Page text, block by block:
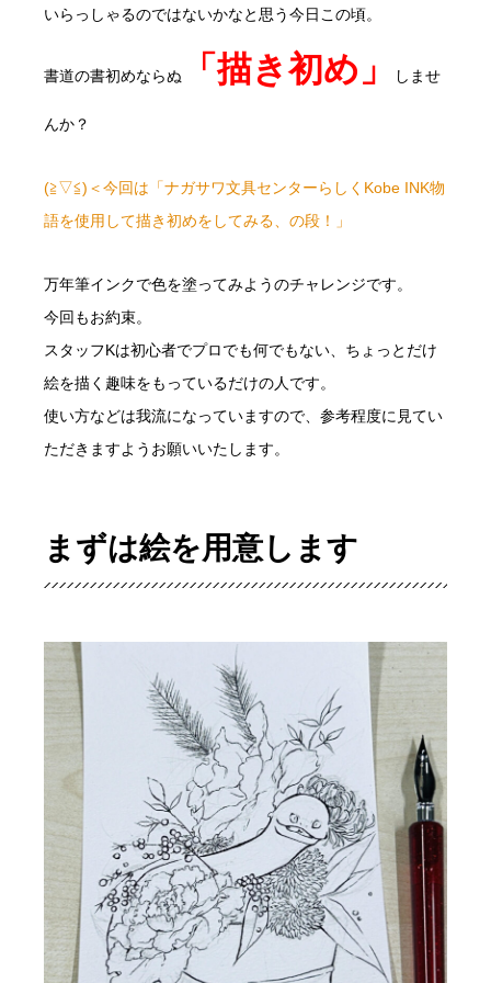
いらっしゃるのではないかなと思う今日この頃。
書道の書初めならぬ 「描き初め」 しませ
んか？
(≧▽≦)＜今回は「ナガサワ文具センターらしくKobe INK物
語を使用して描き初めをしてみる、の段！」
万年筆インクで色を塗ってみようのチャレンジです。
今回もお約束。
スタッフKは初心者でプロでも何でもない、ちょっとだけ
絵を描く趣味をもっているだけの人です。
使い方などは我流になっていますので、参考程度に見てい
ただきますようお願いいたします。
まずは絵を用意します